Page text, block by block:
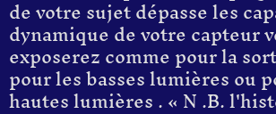
de votre sujet dépasse les
dynamique de votre capteur
exposerez comme pour la
pour les basses lumières ou
hautes lumières. «N .B.